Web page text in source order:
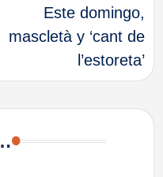
Este domingo,
mascletà y ‘cant de
l’estoreta’